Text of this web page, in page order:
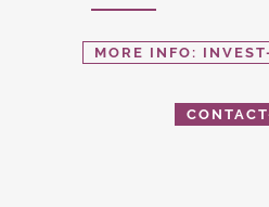
MORE INFO: